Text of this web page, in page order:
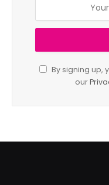
By signing up,
our